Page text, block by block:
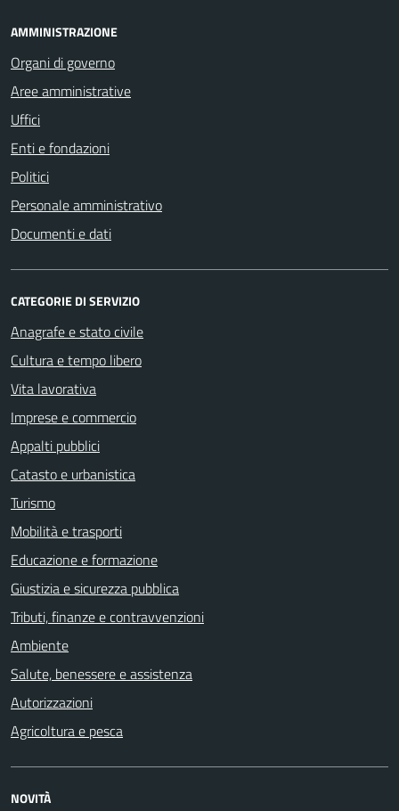
AMMINISTRAZIONE
Organi di governo
Aree amministrative
Uffici
Enti e fondazioni
Politici
Personale amministrativo
Documenti e dati
CATEGORIE DI SERVIZIO
Anagrafe e stato civile
Cultura e tempo libero
Vita lavorativa
Imprese e commercio
Appalti pubblici
Catasto e urbanistica
Turismo
Mobilità e trasporti
Educazione e formazione
Giustizia e sicurezza pubblica
Tributi, finanze e contravvenzioni
Ambiente
Salute, benessere e assistenza
Autorizzazioni
Agricoltura e pesca
NOVITÀ